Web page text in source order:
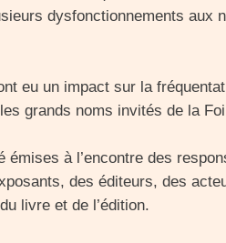
dysfonctionnements aux
eu un impact sur la
grands noms invités de la
émises à l’encontre des
des éditeurs, des
livre et de l’édition.